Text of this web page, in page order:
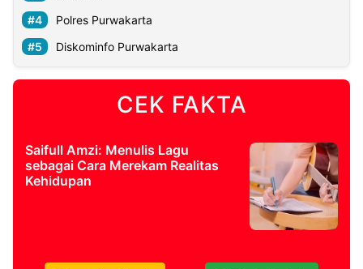
Polres Purwakarta
Diskominfo Purwakarta
CEK FAKTA
Saifull Amzi: Menulis Lagu
sebagai Cara Merekam Realitas
Kehidupan